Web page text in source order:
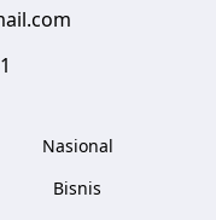
Nasional
Bisnis